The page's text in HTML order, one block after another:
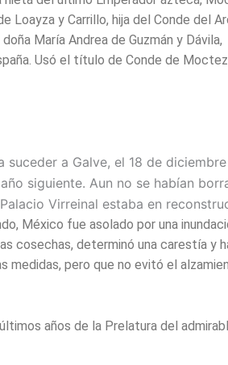
Loayza y Carrillo, hija del Conde del
María Andrea de Guzmán y Dávila,
Usó el título de Conde de
a Galve, el 18 de
siguiente. Aun no se habían
Virreinal estaba en
México fue asolado por una
cosechas, determinó una carestía y
medidas, pero que no evitó el
años de la Prelatura del